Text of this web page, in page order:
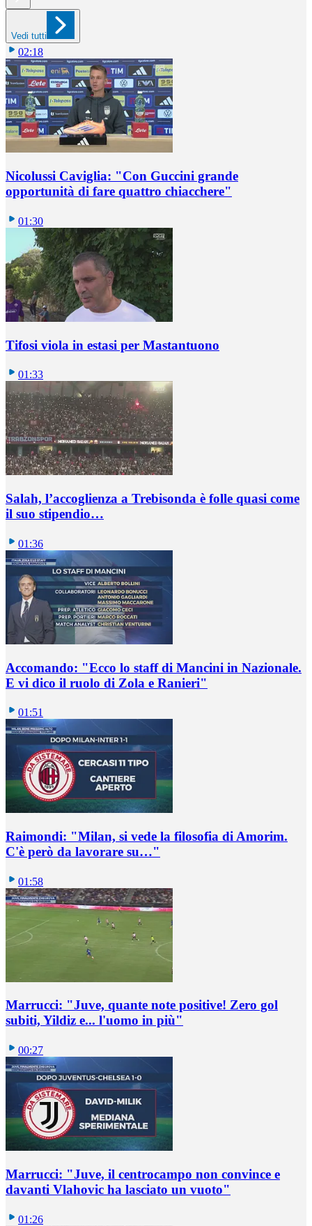
Vedi tutti
02:18
Nicolussi Caviglia: "Con Guccini grande
opportunità di fare quattro chiacchere"
01:30
Tifosi viola in estasi per Mastantuono
01:33
Salah, l’accoglienza a Trebisonda è folle quasi come
il suo stipendio…
01:36
Accomando: "Ecco lo staff di Mancini in Nazionale.
E vi dico il ruolo di Zola e Ranieri"
01:51
Raimondi: "Milan, si vede la filosofia di Amorim.
C'è però da lavorare su…"
01:58
Marrucci: "Juve, quante note positive! Zero gol
subiti, Yildiz e... l'uomo in più"
00:27
Marrucci: "Juve, il centrocampo non convince e
davanti Vlahovic ha lasciato un vuoto"
01:26